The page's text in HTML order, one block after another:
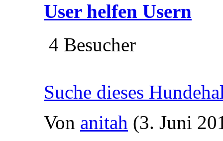
User helfen Usern
4 Besucher
Suche dieses
Von anitah (3. Juni